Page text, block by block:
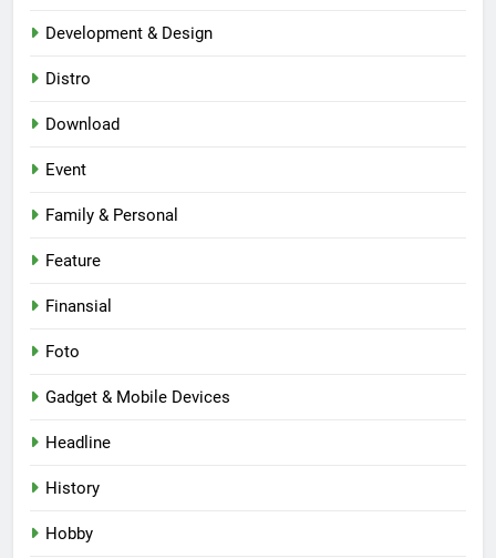
Development & Design
Distro
Download
Event
Family & Personal
Feature
Finansial
Foto
Gadget & Mobile Devices
Headline
History
Hobby